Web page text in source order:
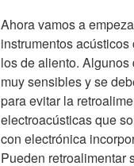
Ahora vamos a
instrumentos
los de aliento.
muy sensibles y se
para evitar la
electroacústicas que
con electrónica
Pueden retroalimentar